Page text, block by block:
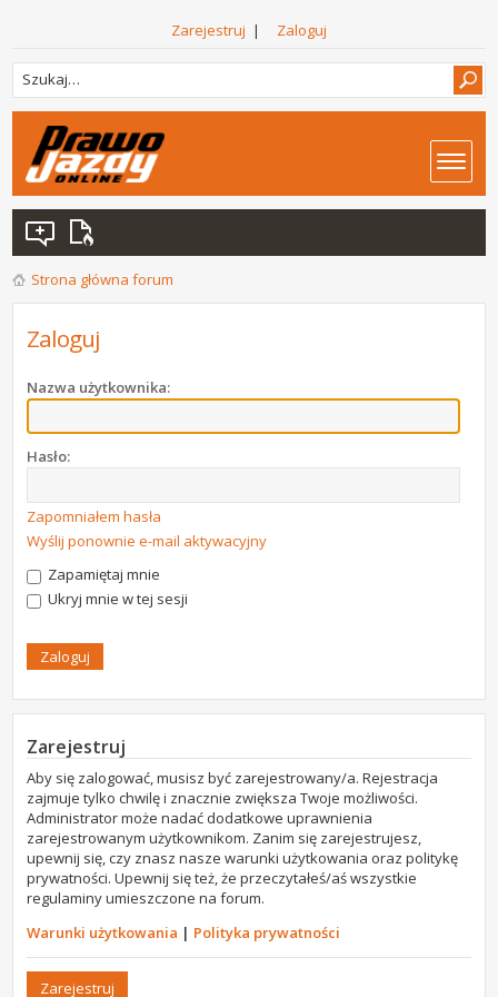
Zarejestruj | Zaloguj
Strona główna forum
Zaloguj
Nazwa użytkownika:
Hasło:
Zapomniałem hasła
Wyślij ponownie e-mail aktywacyjny
Zapamiętaj mnie
Ukryj mnie w tej sesji
Zarejestruj
Aby się zalogować, musisz być zarejestrowany/a. Rejestracja
zajmuje tylko chwilę i znacznie zwiększa Twoje możliwości.
Administrator może nadać dodatkowe uprawnienia
zarejestrowanym użytkownikom. Zanim się zarejestrujesz,
upewnij się, czy znasz nasze warunki użytkowania oraz politykę
prywatności. Upewnij się też, że przeczytałeś/aś wszystkie
regulaminy umieszczone na forum.
Warunki użytkowania | Polityka prywatności
Zarejestruj